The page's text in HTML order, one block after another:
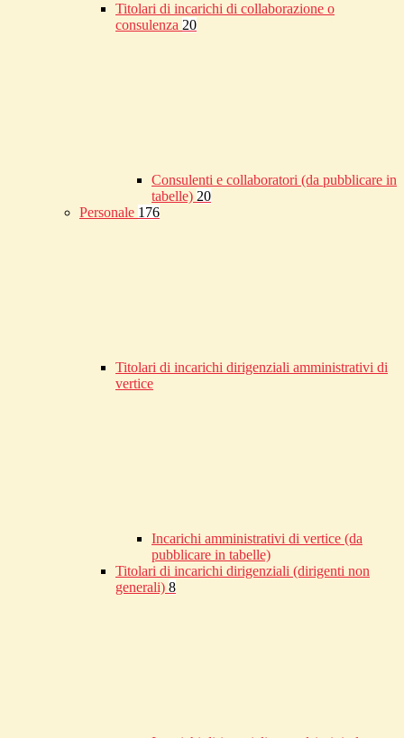
Titolari di incarichi di collaborazione o
consulenza 20
Consulenti e collaboratori (da pubblicare in
tabelle) 20
Personale 176
Titolari di incarichi dirigenziali amministrativi di
vertice
Incarichi amministrativi di vertice (da
pubblicare in tabelle)
Titolari di incarichi dirigenziali (dirigenti non
generali) 8